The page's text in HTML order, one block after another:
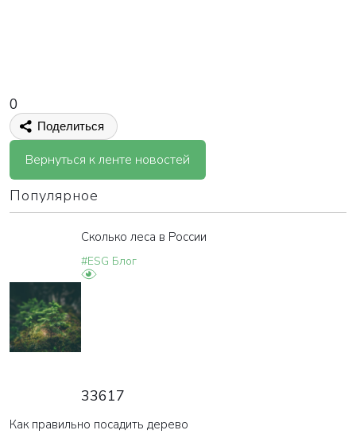
0
Поделиться
Вернуться к ленте новостей
Популярное
Сколько леса в России
#ESG Блог
33617
Как правильно посадить дерево